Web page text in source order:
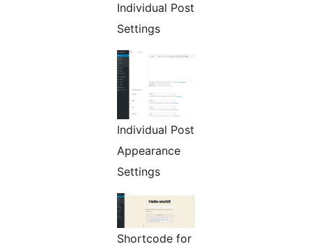
Individual Post
Settings
Individual Post
Appearance
Settings
Shortcode for